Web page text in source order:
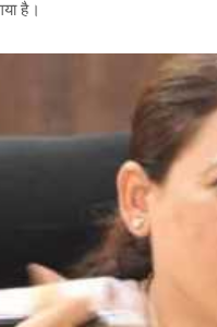
है।